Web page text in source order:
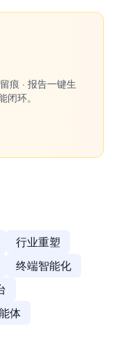
痕 · 报告一键生
环。
行业重塑
终端智能化
体